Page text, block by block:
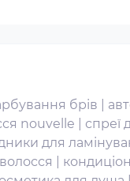
брів
nouvelle спреї
для